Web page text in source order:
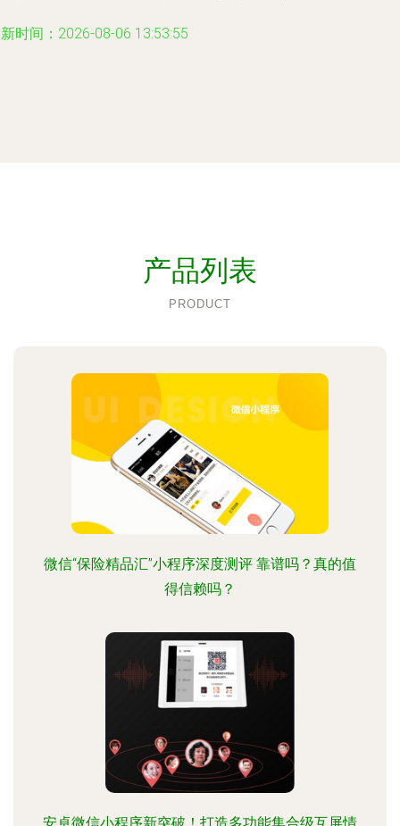
时间：2026-08-06 13:53:55
产品列表
PRODUCT
微信“保险精品汇”小程序深度测评 靠谱吗？真的值
得信赖吗？